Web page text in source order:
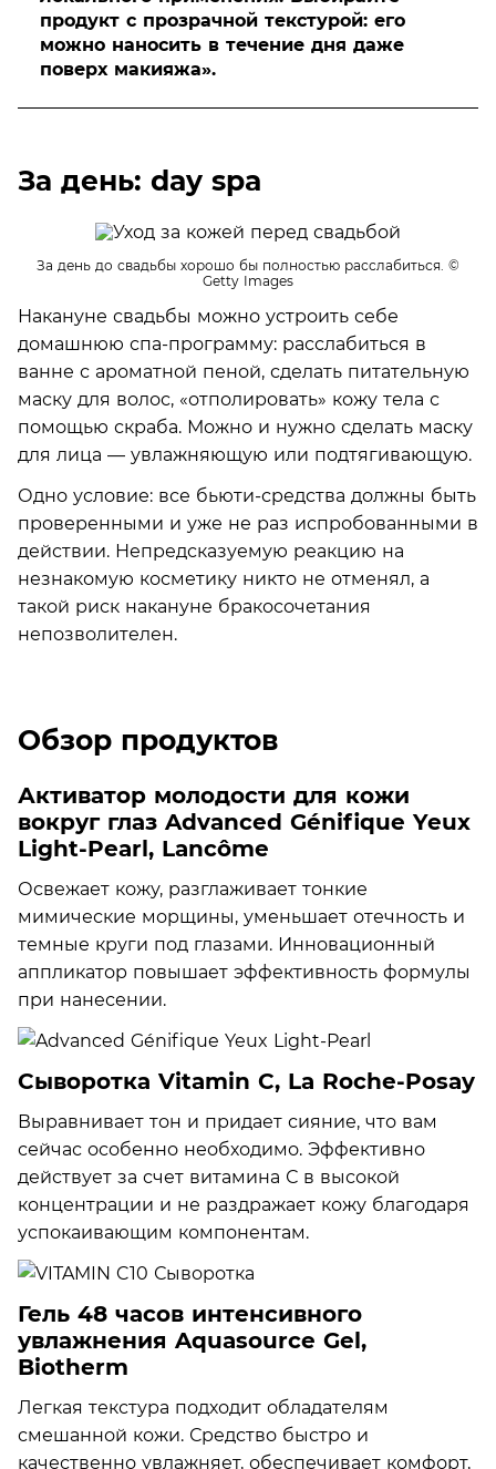
продукт с прозрачной текстурой: его
можно наносить в течение дня даже
поверх макияжа».
За день: day spa
За день до свадьбы хорошо бы полностью расслабиться. ©
Getty Images
Накануне свадьбы можно устроить себе
домашнюю спа-программу: расслабиться в
ванне с ароматной пеной, сделать питательную
маску для волос, «отполировать» кожу тела с
помощью скраба. Можно и нужно сделать маску
для лица — увлажняющую или подтягивающую.
Одно условие: все бьюти-средства должны быть
проверенными и уже не раз испробованными в
действии. Непредсказуемую реакцию на
незнакомую косметику никто не отменял, а
такой риск накануне бракосочетания
непозволителен.
Обзор продуктов
Активатор молодости для кожи
вокруг глаз Advanced Génifique Yeux
Light-Pearl, Lancôme
Освежает кожу, разглаживает тонкие
мимические морщины, уменьшает отечность и
темные круги под глазами. Инновационный
аппликатор повышает эффективность формулы
при нанесении.
Сыворотка Vitamin C, La Roche-Posay
Выравнивает тон и придает сияние, что вам
сейчас особенно необходимо. Эффективно
действует за счет витамина С в высокой
концентрации и не раздражает кожу благодаря
успокаивающим компонентам.
Гель 48 часов интенсивного
увлажнения Aquasource Gel,
Biotherm
Легкая текстура подходит обладателям
смешанной кожи. Средство быстро и
качественно увлажняет, обеспечивает комфорт,